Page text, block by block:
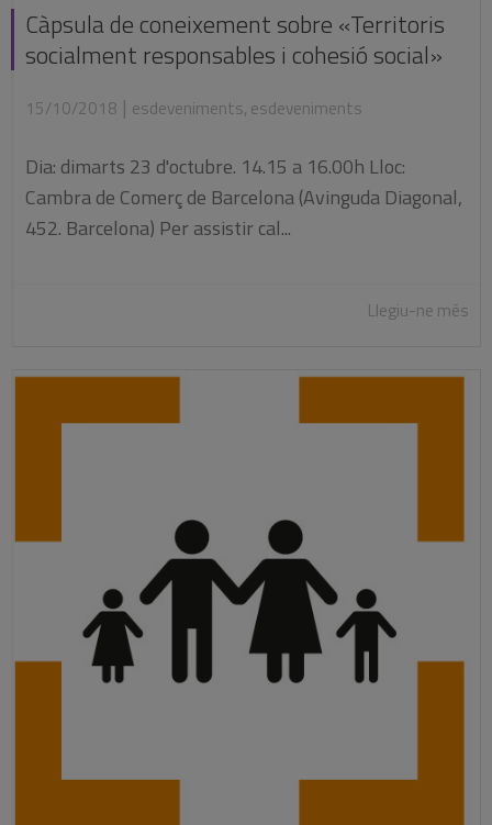
Càpsula de coneixement sobre «Territoris
socialment responsables i cohesió social»
15/10/2018 | esdeveniments, esdeveniments
Dia: dimarts 23 d'octubre. 14.15 a 16.00h Lloc:
Cambra de Comerç de Barcelona (Avinguda Diagonal,
452. Barcelona) Per assistir cal...
Llegiu-ne més